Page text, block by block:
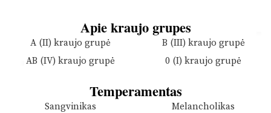
Apie kraujo grupes
A (II) kraujo grupė
B (III) kraujo grupė
AB (IV) kraujo grupė
0 (I) kraujo grupė
Temperamentas
Sangvinikas
Melancholikas